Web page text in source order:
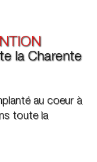
la Charente
au coeur à
toute la